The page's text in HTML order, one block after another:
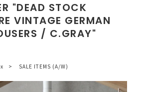
"DEAD STOCK
VINTAGE GERMAN
/ C.GRAY"
SALE ITEMS (A/W)